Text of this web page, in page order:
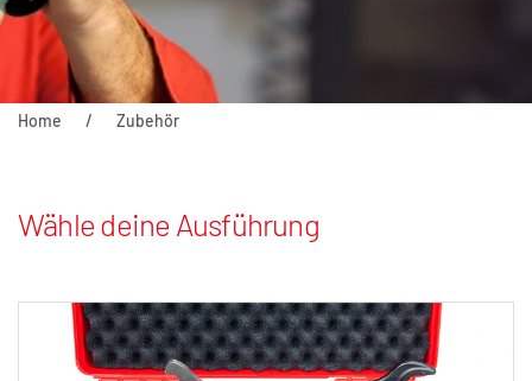
Home Zubehör
Wähle deine Ausführung